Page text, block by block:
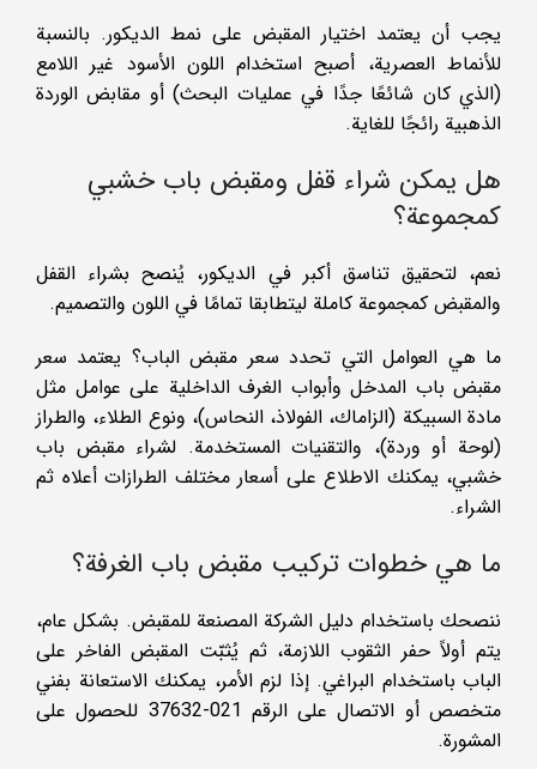
يجب أن يعتمد اختيار المقبض على نمط الديكور. بالنسبة
للأنماط العصرية، أصبح استخدام اللون الأسود غير اللامع
(الذي كان شائعًا جدًا في عمليات البحث) أو مقابض الوردة
الذهبية رائجًا للغاية.
هل يمكن شراء قفل ومقبض باب خشبي
كمجموعة؟
نعم، لتحقيق تناسق أكبر في الديكور، يُنصح بشراء القفل
والمقبض كمجموعة كاملة ليتطابقا تمامًا في اللون والتصميم.
ما هي العوامل التي تحدد سعر مقبض الباب؟ يعتمد سعر
مقبض باب المدخل وأبواب الغرف الداخلية على عوامل مثل
مادة السبيكة (الزاماك، الفولاذ، النحاس)، ونوع الطلاء، والطراز
(لوحة أو وردة)، والتقنيات المستخدمة. لشراء مقبض باب
خشبي، يمكنك الاطلاع على أسعار مختلف الطرازات أعلاه ثم
الشراء.
ما هي خطوات تركيب مقبض باب الغرفة؟
ننصحك باستخدام دليل الشركة المصنعة للمقبض. بشكل عام،
يتم أولاً حفر الثقوب اللازمة، ثم يُثبّت المقبض الفاخر على
الباب باستخدام البراغي. إذا لزم الأمر، يمكنك الاستعانة بفني
متخصص أو الاتصال على الرقم 021-37632 للحصول على
المشورة.